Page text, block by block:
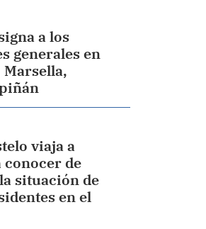
a los
generales en
viaja a
conocer de
situación de
en el